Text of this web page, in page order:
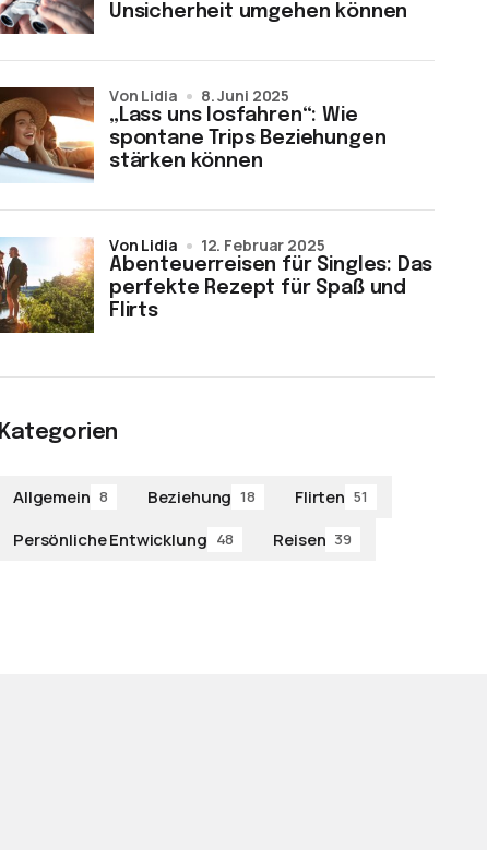
Unsicherheit umgehen können
„Lass uns losfahren“: Wie
spontane Trips Beziehungen
stärken können
von Lidia 8. Juni 2025
Abenteuerreisen für Singles: Das
perfekte Rezept für Spaß und
Flirts
von Lidia 12. Februar 2025
Kategorien
Allgemein 8 Beziehung 18 Flirten 51
Persönliche Entwicklung 48 Reisen 39